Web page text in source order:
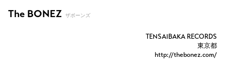
The BONEZ ザボーンズ
TENSAIBAKA RECORDS
東京都
http://thebonez.com/